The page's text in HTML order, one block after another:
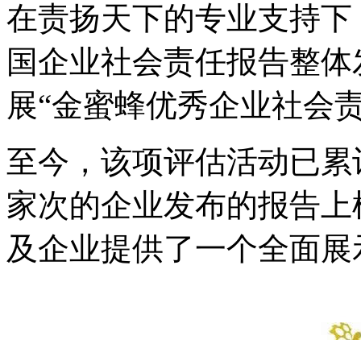
在责扬天下的专业支持
国企业社会责任报告整
展“金蜜蜂优秀企业社会
至今，该项评估活动已
家次的企业发布的报告
及企业提供了一个全面